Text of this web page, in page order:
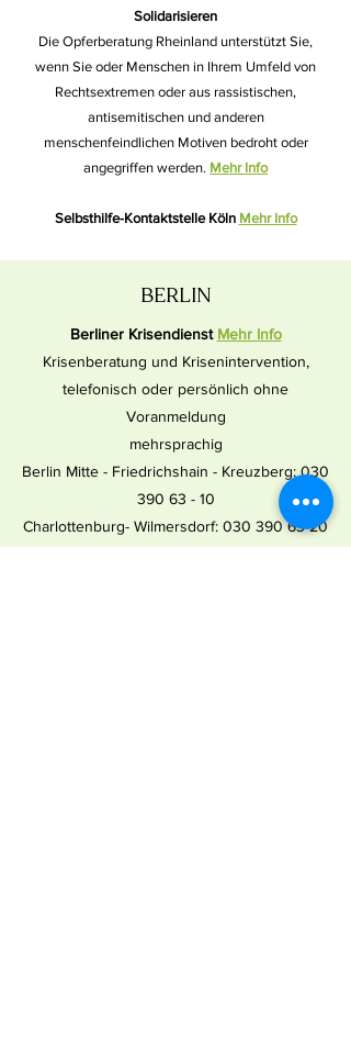
Solidarisieren
Die Opferberatung Rheinland unterstützt Sie,
wenn Sie oder Menschen in Ihrem Umfeld von
Rechtsextremen oder aus rassistischen,
antisemitischen und anderen
menschenfeindlichen Motiven bedroht oder
angegriffen werden. Mehr Info
Selbsthilfe-Kontaktstelle Köln Mehr Info
BERLIN
Berliner Krisendienst Mehr Info
Krisenberatung und Krisenintervention,
telefonisch oder persönlich ohne
Voranmeldung
mehrsprachig
Berlin Mitte - Friedrichshain - Kreuzberg: 030
390 63 - 10
Charlottenburg- Wilmersdorf: 030 390 63-20